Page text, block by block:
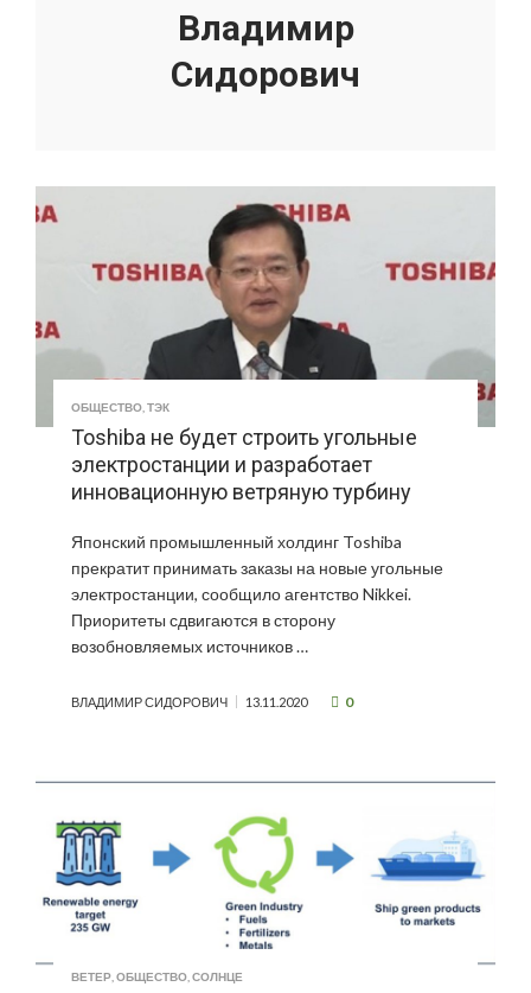
Владимир
Сидорович
ОБЩЕСТВО ТЭК
Toshiba не будет строить угольные
электростанции и разработает
инновационную ветряную турбину
Японский промышленный холдинг Toshiba
прекратит принимать заказы на новые угольные
электростанции, сообщило агентство Nikkei.
Приоритеты сдвигаются в сторону
возобновляемых источников …
ВЛАДИМИР СИДОРОВИЧ 13.11.2020 0
ВЕТЕР,ОБЩЕСТВО,СОЛНЦЕ